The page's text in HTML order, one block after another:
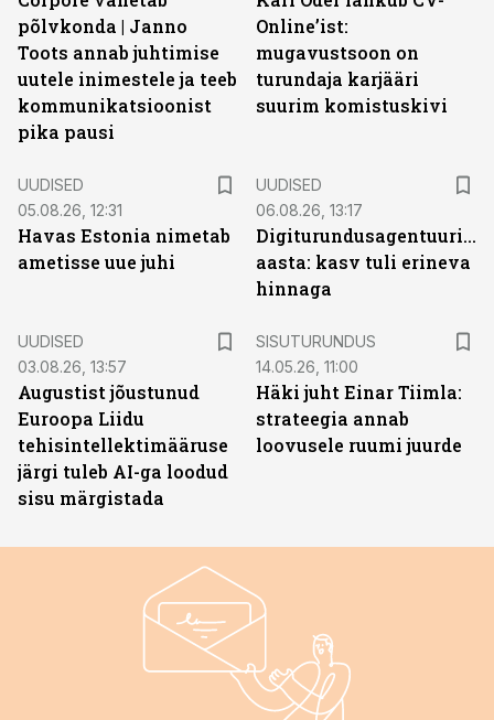
põlvkonda | Janno
Toots annab juhtimise
uutele inimestele ja teeb
kommunikatsioonist
pika pausi
Online’ist:
mugavustsoon on
turundaja karjääri
suurim komistuskivi
UUDISED
05.08.26, 12:31
Havas Estonia nimetab
ametisse uue juhi
UUDISED
06.08.26, 13:17
Digiturundusagentuuride
aasta: kasv tuli erineva
hinnaga
UUDISED
03.08.26, 13:57
Augustist jõustunud
Euroopa Liidu
tehisintellektimääruse
järgi tuleb AI-ga loodud
sisu märgistada
SISUTURUNDUS
14.05.26, 11:00
Häki juht Einar Tiimla:
strateegia annab
loovusele ruumi juurde